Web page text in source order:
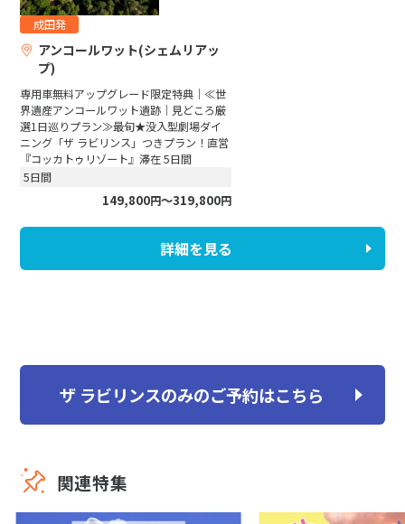
成田発
アンコールワット(シェムリアッ
プ)
専用車無料アップグレード限定特典│≪世
界遺産アンコールワット遺跡│見どころ厳
選1日巡りプラン≫最旬★没入型劇場ダイ
ニング「ザ ラビリンス」つきプラン！直営
『コッカトゥリゾート』滞在 5日間
5日間
149,800円〜319,800円
詳細を見る
ザ ラビリンスのみのご予約はこちら
関連特集